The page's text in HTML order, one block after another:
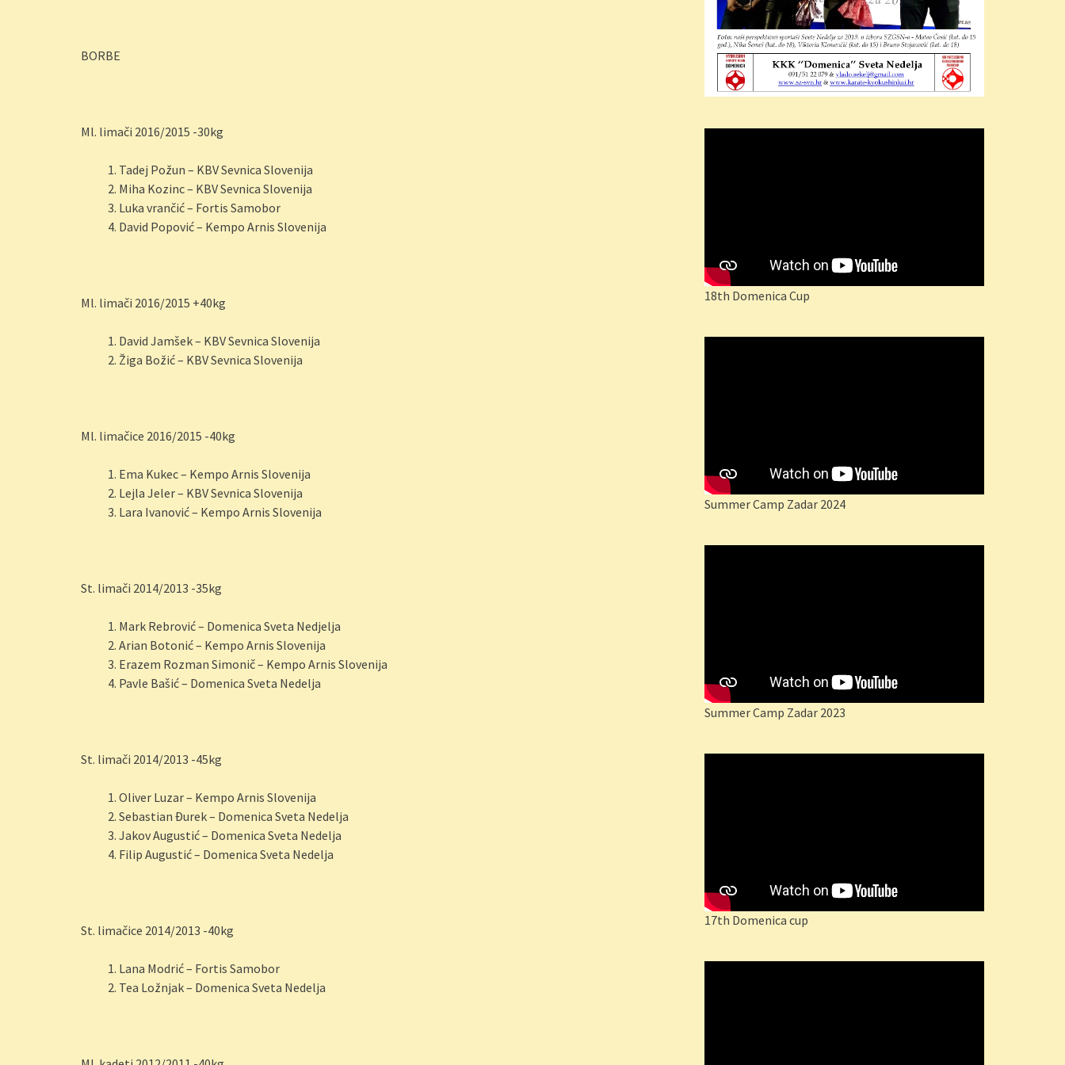
BORBE
Ml. limači 2016/2015 -30kg
Tadej Požun – KBV Sevnica Slovenija
Miha Kozinc – KBV Sevnica Slovenija
Luka vrančić – Fortis Samobor
David Popović – Kempo Arnis Slovenija
Ml. limači 2016/2015 +40kg
David Jamšek – KBV Sevnica Slovenija
Žiga Božić – KBV Sevnica Slovenija
Ml. limačice 2016/2015 -40kg
Ema Kukec – Kempo Arnis Slovenija
Lejla Jeler – KBV Sevnica Slovenija
Lara Ivanović – Kempo Arnis Slovenija
St. limači 2014/2013 -35kg
Mark Rebrović – Domenica Sveta Nedjelja
Arian Botonić – Kempo Arnis Slovenija
Erazem Rozman Simonič – Kempo Arnis Slovenija
Pavle Bašić – Domenica Sveta Nedelja
St. limači 2014/2013 -45kg
Oliver Luzar – Kempo Arnis Slovenija
Sebastian Đurek – Domenica Sveta Nedelja
Jakov Augustić – Domenica Sveta Nedelja
Filip Augustić – Domenica Sveta Nedelja
St. limačice 2014/2013 -40kg
Lana Modrić – Fortis Samobor
Tea Ložnjak – Domenica Sveta Nedelja
18th Domenica Cup
Summer Camp Zadar 2024
Summer Camp Zadar 2023
17th Domenica cup